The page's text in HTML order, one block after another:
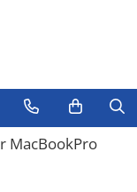
MacBookPro